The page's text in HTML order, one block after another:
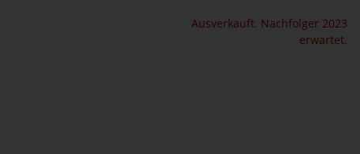
Ausverkauft. Nachfolger 2023
erwartet.